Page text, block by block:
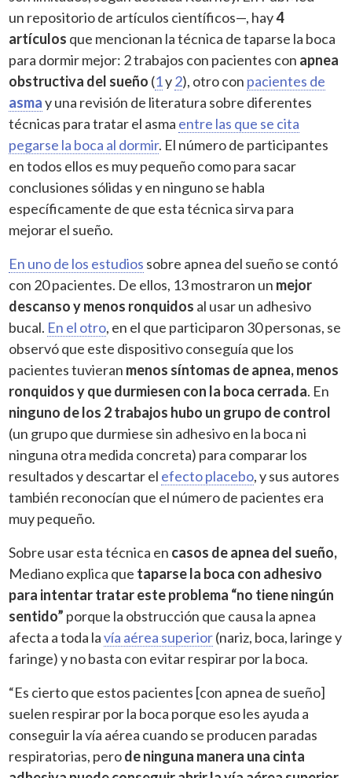
un repositorio de artículos científicos—, hay4
artículos que mencionan la técnica de taparse la boca
para dormir mejor: 2 trabajos con pacientes con apnea
obstructiva del sueño (1y2), otro con pacientes de
asmay una revisión de literatura sobre diferentes
técnicas para tratar el asma entre las que se cita
pegarse la boca al dormir. El número de participantes
en todos ellos es muy pequeño como para sacar
conclusiones sólidas y en ninguno se habla
específicamente de que esta técnica sirva para
mejorar el sueño.
En uno de los estudios sobre apnea del sueño se contó
con 20 pacientes. De ellos, 13 mostraron un mejor
descanso y menos ronquidos al usar un adhesivo
bucal. En el otro, en el que participaron 30 personas, se
observó que este dispositivo conseguía que los
pacientes tuvieran menos síntomas de apnea, menos
ronquidos y que durmiesen con la boca cerrada. En
ninguno de los 2 trabajos hubo un grupo de control
(un grupo que durmiese sin adhesivo en la boca ni
ninguna otra medida concreta) para comparar los
resultados y descartar el efecto placebo, y sus autores
también reconocían que el número de pacientes era
muy pequeño.
Sobre usar esta técnica en casos de apnea del sueño,
Mediano explica que taparse la boca con adhesivo
para intentar tratar este problema “no tiene ningún
sentido” porque la obstrucción que causa la apnea
afecta a toda lavía aérea superior(nariz, boca, laringe y
faringe) y no basta con evitar respirar por la boca.
“Es cierto que estos pacientes [con apnea de sueño]
suelen respirar por la boca porque eso les ayuda a
conseguir la vía aérea cuando se producen paradas
respiratorias, perode ninguna manera una cinta